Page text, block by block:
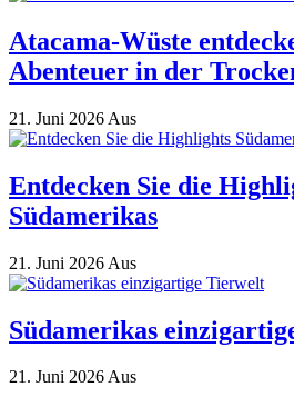
Atacama-Wüste
Abenteuer in der
21. Juni 2026 Aus
Entdecken Sie die
Südamerikas
21. Juni 2026 Aus
Südamerikas
21. Juni 2026Aus